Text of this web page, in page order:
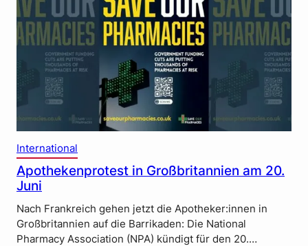
International
Apothekenprotest in Großbritannien am 20.
Juni
Nach Frankreich gehen jetzt die Apotheker:innen in
Großbritannien auf die Barrikaden: Die National
Pharmacy Association (NPA) kündigt für den 20.…